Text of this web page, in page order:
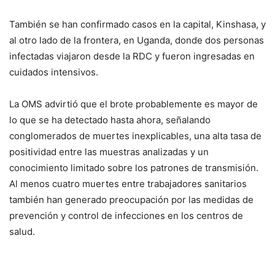
También se han confirmado casos en la capital, Kinshasa, y
al otro lado de la frontera, en Uganda, donde dos personas
infectadas viajaron desde la RDC y fueron ingresadas en
cuidados intensivos.
La OMS advirtió que el brote probablemente es mayor de
lo que se ha detectado hasta ahora, señalando
conglomerados de muertes inexplicables, una alta tasa de
positividad entre las muestras analizadas y un
conocimiento limitado sobre los patrones de transmisión.
Al menos cuatro muertes entre trabajadores sanitarios
también han generado preocupación por las medidas de
prevención y control de infecciones en los centros de
salud.